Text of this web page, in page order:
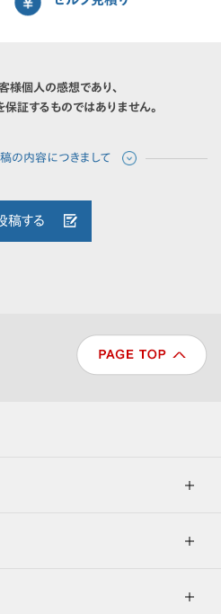
様個人の感想であり、
証するものではありません。
稿する